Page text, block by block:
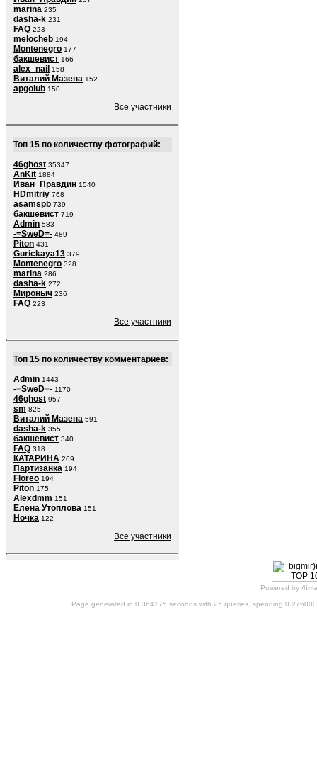
marina 235
dasha-k 231
FAQ 223
melocheb 194
Montenegro 177
бакшевист 166
alex_nail 158
Виталий Мазепа 152
apgolub 150
Все участники
Топ 15 по количеству фотографий:
46ghost 35347
AnKit 1884
Иван_Правдин 1540
HDmitriy 768
asamspb 739
бакшевист 719
Admin 583
-=SweD=- 489
Piton 431
Gurickaya13 379
Montenegro 328
marina 286
dasha-k 272
Мироныч 236
FAQ 223
Все участники
Топ 15 по количеству комментариев:
Admin 1443
-=SweD=- 1170
46ghost 957
sm 825
Виталий Мазепа 591
dasha-k 355
бакшевист 340
FAQ 318
КАТАРИНА 269
Партизанка 194
Floreo 194
Piton 175
Alexdmm 151
Елена Утоплова 151
Ночка 122
Все участники
Powered by
Page generated in 0.364175 seconds with 25 queries, spending